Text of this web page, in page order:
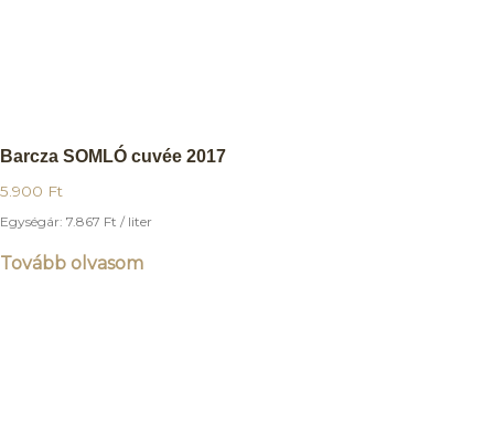
Barcza SOMLÓ cuvée 2017
5.900 Ft
Egységár: 7.867 Ft / liter
Tovább olvasom